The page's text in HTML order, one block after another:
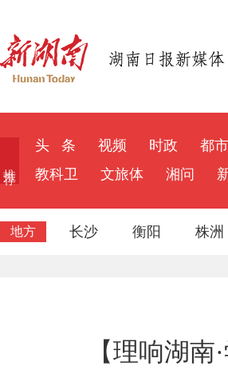
头 条 视频 时政 都市
教科卫
文旅体 湘问
地方 长沙 衡阳 株洲
【理响湖